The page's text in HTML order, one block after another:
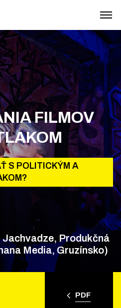
FILMOV
S POLITICKÝM A
Produkčná
Media, Gruzínsko)
PDF